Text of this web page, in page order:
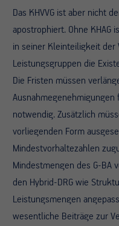
Das KHVVG ist aber nicht
apostrophiert. Ohne
in seiner Kleinteiligkeit der
Leistungsgruppen die
Die Fristen müssen
Ausnahmegenehmigungen
notwendig. Zusätzlich
vorliegenden Form
Mindestvorhaltezahlen
Mindestmengen des G-BA
den Hybrid-DRG wie
Leistungsmengen
wesentliche Beiträge zur